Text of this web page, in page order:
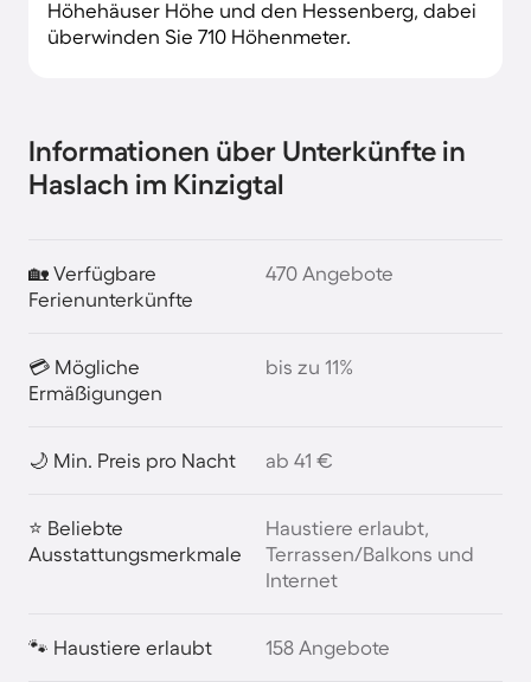
Höhehäuser Höhe und den Hessenberg, dabei
überwinden Sie 710 Höhenmeter.
Informationen über Unterkünfte in
Haslach im Kinzigtal
🏡 Verfügbare
Ferienunterkünfte
470 Angebote
💳 Mögliche
Ermäßigungen
bis zu 11%
🌙 Min. Preis pro Nacht ab 41 €
⭐ Beliebte
Ausstattungsmerkmale
Haustiere erlaubt,
Terrassen/Balkons und
Internet
🐾 Haustiere erlaubt 158 Angebote